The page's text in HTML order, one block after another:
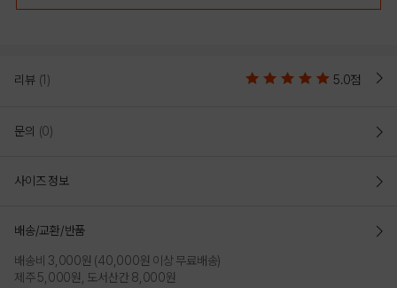
티셔츠
- 기존 루즈핏과 레귤러 핏의 중간 사이즈감
리뷰 (1) 5.0점
문의 (0)
사이즈 정보
배송/교환/반품
배송비 3,000원 (40,000원 이상 무료배송)
제주 5,000원, 도서산간 8,000원